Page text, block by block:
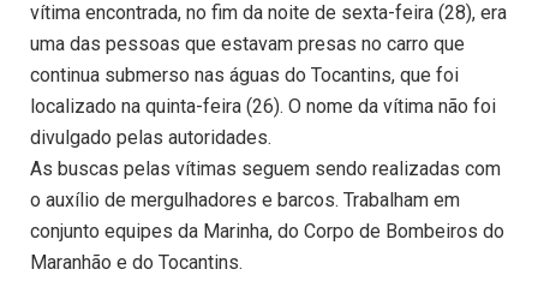
vítima encontrada, no fim da noite de sexta-feira (28), era
uma das pessoas que estavam presas no carro que
continua submerso nas águas do Tocantins, que foi
localizado na quinta-feira (26). O nome da vítima não foi
divulgado pelas autoridades.
As buscas pelas vítimas seguem sendo realizadas com
o auxílio de mergulhadores e barcos. Trabalham em
conjunto equipes da Marinha, do Corpo de Bombeiros do
Maranhão e do Tocantins.